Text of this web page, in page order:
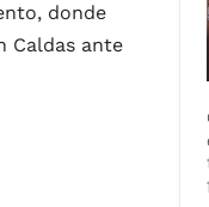
donde
Caldas ante